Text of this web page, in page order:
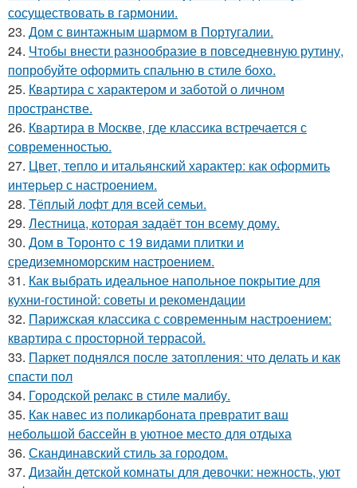
сосуществовать в гармонии.
23. Дом с винтажным шармом в Португалии.
24. Чтобы внести разнообразие в повседневную рутину,
попробуйте оформить спальню в стиле бохо.
25. Квартира с характером и заботой о личном
пространстве.
26. Квартира в Москве, где классика встречается с
современностью.
27. Цвет, тепло и итальянский характер: как оформить
интерьер с настроением.
28. Тёплый лофт для всей семьи.
29. Лестница, которая задаёт тон всему дому.
30. Дом в Торонто с 19 видами плитки и
средиземноморским настроением.
31. Как выбрать идеальное напольное покрытие для
кухни-гостиной: советы и рекомендации
32. Парижская классика с современным настроением:
квартира с просторной террасой.
33. Паркет поднялся после затопления: что делать и как
спасти пол
34. Городской релакс в стиле малибу.
35. Как навес из поликарбоната превратит ваш
небольшой бассейн в уютное место для отдыха
36. Скандинавский стиль за городом.
37. Дизайн детской комнаты для девочки: нежность, уют